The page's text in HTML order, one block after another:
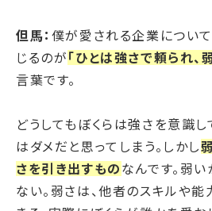
但馬： 僕が愛される企業について
じるのが 「ひとは強さで頼られ、
言葉です。
どうしてもぼくらは強さを意識し
はダメだと思ってしまう。しかし
さを引き出すもの なんです。弱
ない。弱さは、他者のスキルや